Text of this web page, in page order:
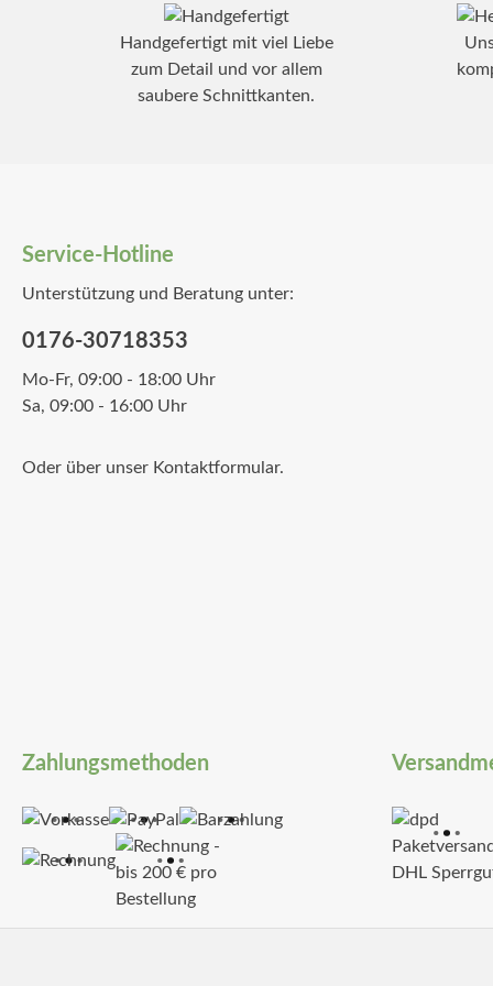
Handgefertigt mit viel Liebe
zum Detail und vor allem
saubere Schnittkanten.
Service-Hotline
Unterstützung und Beratung unter:
0176-30718353
Mo-Fr, 09:00 - 18:00 Uhr
Sa, 09:00 - 16:00 Uhr
Oder über unser Kontaktformular.
Zahlungsmethoden
DHL